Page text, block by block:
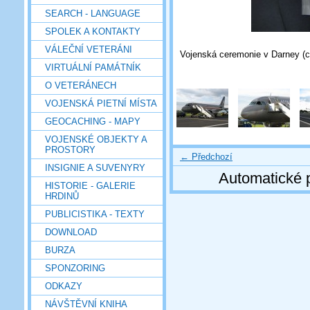
SEARCH - LANGUAGE
SPOLEK A KONTAKTY
VÁLEČNÍ VETERÁNI
VIRTUÁLNÍ PAMÁTNÍK
O VETERÁNECH
VOJENSKÁ PIETNÍ MÍSTA
GEOCACHING - MAPY
VOJENSKÉ OBJEKTY A
PROSTORY
INSIGNIE A SUVENYRY
HISTORIE - GALERIE
HRDINŮ
PUBLICISTIKA - TEXTY
DOWNLOAD
BURZA
SPONZORING
ODKAZY
NÁVŠTĚVNÍ KNIHA
Vojenská ceremonie v Darney
← Předchozí
Automatické